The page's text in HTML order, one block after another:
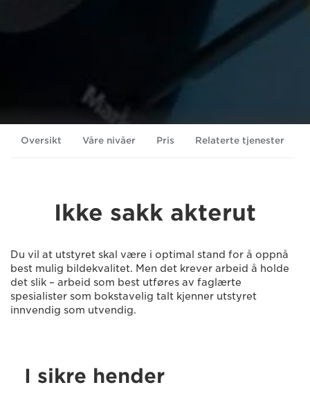
Oversikt Våre nivåer Pris Relaterte tjenester
Ikke sakk akterut
Du vil at utstyret skal være i optimal stand for å oppnå
best mulig bildekvalitet. Men det krever arbeid å holde
det slik – arbeid som best utføres av faglærte
spesialister som bokstavelig talt kjenner utstyret
innvendig som utvendig.
I sikre hender